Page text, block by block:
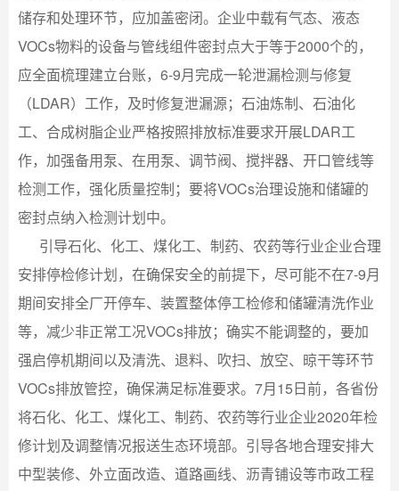
储存和处理环节，应加盖密闭。企业中载有气态、液态
VOCs物料的设备与管线组件密封点大于等于2000个的，
应全面梳理建立台账，6-9月完成一轮泄漏检测与修复
（LDAR）工作，及时修复泄漏源；石油炼制、石油化
工、合成树脂企业严格按照排放标准要求开展LDAR工
作，加强备用泵、在用泵、调节阀、搅拌器、开口管线等
检测工作，强化质量控制；要将VOCs治理设施和储罐的
密封点纳入检测计划中。
引导石化、化工、煤化工、制药、农药等行业企业合理
安排停检修计划，在确保安全的前提下，尽可能不在7-9月
期间安排全厂开停车、装置整体停工检修和储罐清洗作业
等，减少非正常工况VOCs排放；确实不能调整的，要加
强启停机期间以及清洗、退料、吹扫、放空、晾干等环节
VOCs排放管控，确保满足标准要求。7月15日前，各省份
将石化、化工、煤化工、制药、农药等行业企业2020年检
修计划及调整情况报送生态环境部。引导各地合理安排大
中型装修、外立面改造、道路画线、沥青铺设等市政工程